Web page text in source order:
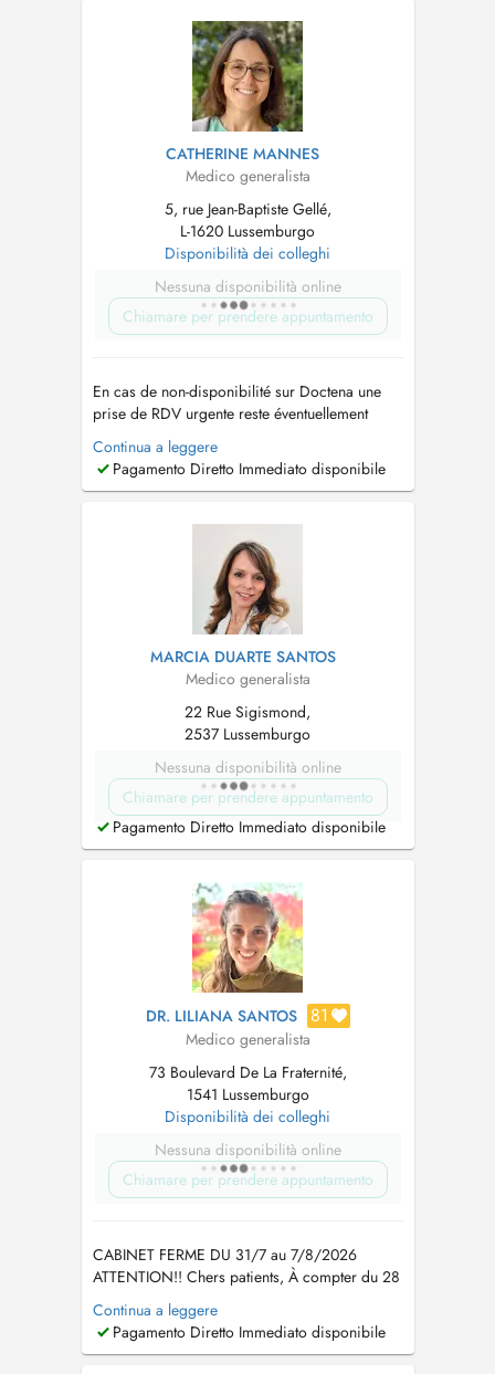
les cas urgents en...
CATHERINE MANNES
Medico generalista
5, rue Jean-Baptiste Gellé,
L-1620 Lussemburgo
Disponibilità dei colleghi
Nessuna disponibilità online
Chiamare per prendere appuntamento
En cas de non-disponibilité sur Doctena une
prise de RDV urgente reste éventuellement
possible en appelant le secretariat au 26 48 11
12. If there is no availability on Doctena you
might try to call the secretary directly 26 48 11
weekend veuillez vous ...
Continua a leggere
Pagamento Diretto Immediato disponibile
MARCIA DUARTE SANTOS
Medico generalista
22 Rue Sigismond,
2537 Lussemburgo
Nessuna disponibilità online
Chiamare per prendere appuntamento
Pagamento Diretto Immediato disponibile
DR. LILIANA SANTOS 81
Medico generalista
73 Boulevard De La Fraternité,
1541 Lussemburgo
Disponibilità dei colleghi
Nessuna disponibilità online
Chiamare per prendere appuntamento
CABINET FERME DU 31/7 au 7/8/2026
ATTENTION!! Chers patients, À compter du 28
janvier et pour les trois prochains mois, les
consultations seront assurées par ma collègue
Dr Anne-Laure DUPONT. Médecin généraliste
Continua a leggere
Pagamento Diretto Immediato disponibile